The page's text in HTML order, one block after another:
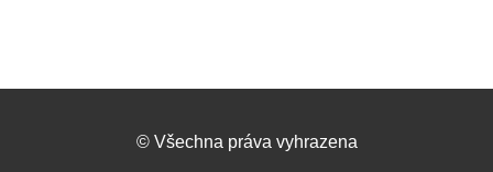
© Všechna práva vyhrazena